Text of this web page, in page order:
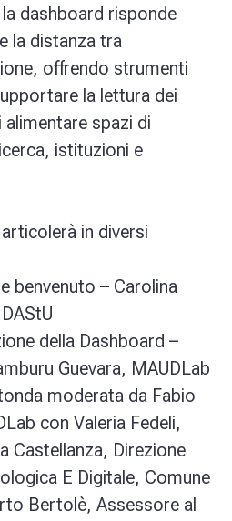
dashboard risponde
la distanza tra
offrendo strumenti
la lettura dei
spazi di
istituzioni e
in diversi
benvenuto – Carolina
della Dashboard –
Guevara, MAUDLab
moderata da Fabio
con Valeria Fedeli,
Castellanza, Direzione
E Digitale, Comune
Bertolè, Assessore al